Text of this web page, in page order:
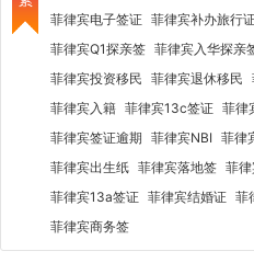
菲律宾电子签证 菲律宾补办旅行
菲律宾Q1探亲签 菲律宾入华探亲
菲律宾投资移民 菲律宾退休移民
菲律宾入籍 菲律宾13c签证 菲律
菲律宾签证逾期 菲律宾NBI 菲律
菲律宾出生纸 菲律宾落地签 菲
菲律宾13a签证 菲律宾结婚证 菲
菲律宾商务签